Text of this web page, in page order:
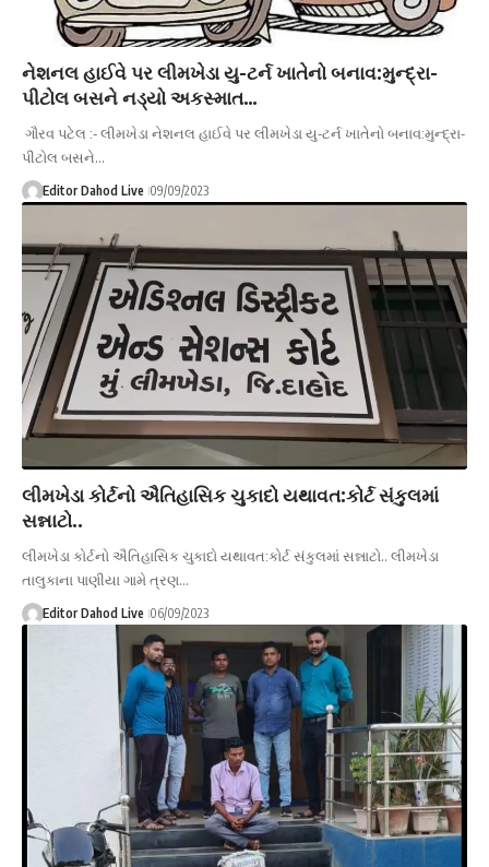
નેશનલ હાઈવે પર લીમખેડા યુ-ટર્ન ખાતેનો બનાવ:મુન્દ્રા-
પીટોલ બસને નડ્યો અકસ્માત…
ગૌરવ પટેલ :- લીમખેડા નેશનલ હાઈવે પર લીમખેડા યુ-ટર્ન ખાતેનો બનાવ:મુન્દ્રા-
પીટોલ બસને…
Editor Dahod Live 09/09/2023
લીમખેડા કોર્ટનો ઐતિહાસિક ચુકાદો યથાવત:કોર્ટ સંકુલમાં
સન્નાટો..
લીમખેડા કોર્ટનો ઐતિહાસિક ચુકાદો યથાવત:કોર્ટ સંકુલમાં સન્નાટો.. લીમખેડા
તાલુકાના પાણીયા ગામે ત્રણ…
Editor Dahod Live 06/09/2023